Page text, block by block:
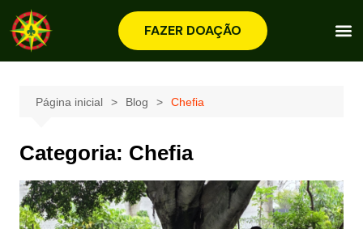
FAZER DOAÇÃO
Página inicial Blog Chefia
Categoria: Chefia